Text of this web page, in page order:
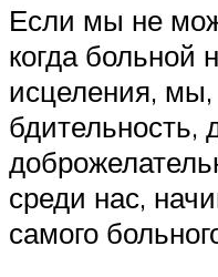
Если мы не
когда больной
исцеления, мы,
бдительность,
среди нас,
самого